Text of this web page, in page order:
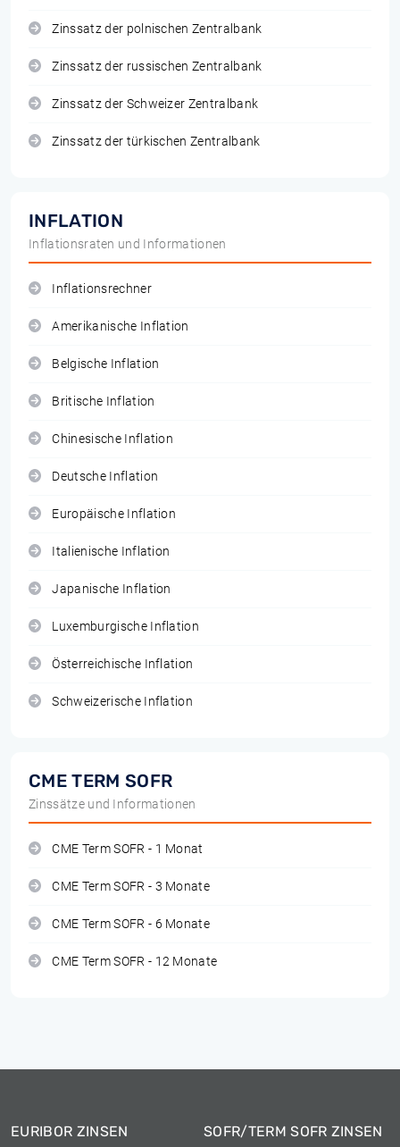
Zinssatz der polnischen Zentralbank
Zinssatz der russischen Zentralbank
Zinssatz der Schweizer Zentralbank
Zinssatz der türkischen Zentralbank
INFLATION
Inflationsraten und Informationen
Inflationsrechner
Amerikanische Inflation
Belgische Inflation
Britische Inflation
Chinesische Inflation
Deutsche Inflation
Europäische Inflation
Italienische Inflation
Japanische Inflation
Luxemburgische Inflation
Österreichische Inflation
Schweizerische Inflation
CME TERM SOFR
Zinssätze und Informationen
CME Term SOFR - 1 Monat
CME Term SOFR - 3 Monate
CME Term SOFR - 6 Monate
CME Term SOFR - 12 Monate
EURIBOR ZINSEN SOFR/TERM SOFR ZINSEN